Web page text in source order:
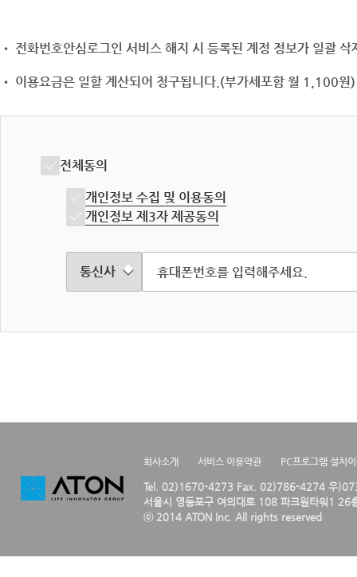
• 전화번호안심로그인 서비스 해지 시 등록된 계정 정보가 일괄
• 이용요금은 일할 계산되어 청구됩니다.(부가세포함 월 1,100원)
전체동의
개인정보 수집 및 이용동의
개인정보 제3자 제공동의
회사소개 서비스 이용약관 PC프로그램 설치
Tel. 02)1670-4273 Fax. 02)786-4274 우
서울시 영등포구 여의대로 108 파크원타워1 26
ⓒ 2014 ATON Inc. All rights reserved